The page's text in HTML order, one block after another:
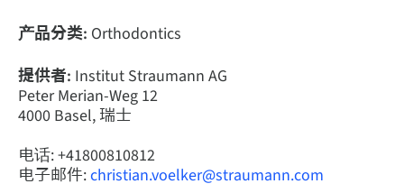
产品分类: Orthodontics
提供者: Institut Straumann AG
Peter Merian-Weg 12
4000 Basel, 瑞士
电话: +41800810812
电子邮件:christian.voelker@straumann.com